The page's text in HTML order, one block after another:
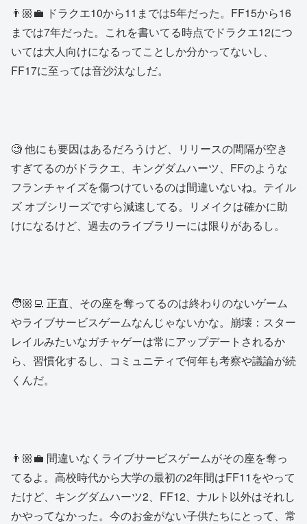
👨🏼‍💼 ドラクエ10から11までは5年だった。FF15から16
までは7年だった。これを書いてる時点でドラクエ12につ
いては大人向けになるってことしか分かってないし、
FF17に至っては音沙汰なしだ。
🧐 他にも要因はあるだろうけど、リリースの間隔が空き
すぎてるのがドラクエ、キングダムハーツ、FFのような
フランチャイズを傷つけているのは間違いないね。テイル
ズ オブシリーズですら減速してる。リメイクは確かに助
けになるけど、過去のライブラリーには限りがあるし。
🧑🏼‍💻 正直、その座を奪ってるのは終わりのないゲーム
やライブサービスゲームなんじゃないかな。崩壊：スター
レイルみたいなガチャゲーは常にアップデートされるか
ら、習慣化するし、コミュニティで何年も考察や議論が続
くんだ。
👨🏼‍💼 間違いなくライブサービスゲームがその座を奪っ
てるよ。高校時代から大学の最初の2年間はFF11をやって
たけど、キングダムハーツ2、FF12、ナルト以外はそれし
かやってなかった。今のお金がない子供たちにとって、常